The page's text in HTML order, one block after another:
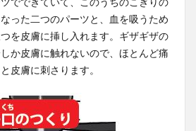
った二つのパーツと、血を吸うため
を皮膚に挿し入れます。ギザギザの
か皮膚に触れないので、ほとんど痛
皮膚に刺さります。